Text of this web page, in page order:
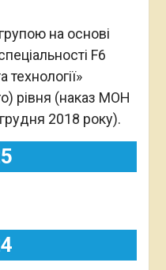
на основі
F6
технології»
рівня (наказ МОН
2018 року).